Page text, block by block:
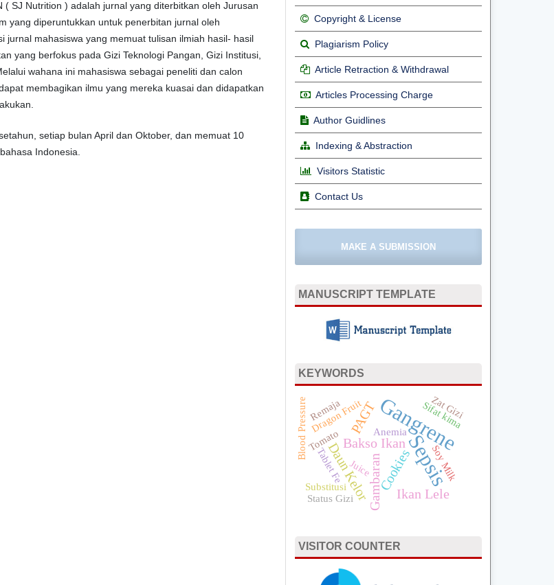
( SJ Nutrition ) adalah jurnal yang diterbitkan oleh Jurusan
yang diperuntukkan untuk penerbitan jurnal oleh
jurnal mahasiswa yang memuat tulisan ilmiah hasil- hasil
yang berfokus pada Gizi Teknologi Pangan, Gizi Institusi,
wahana ini mahasiswa sebagai peneliti dan calon
membagikan ilmu yang mereka kuasai dan didapatkan
setiap bulan April dan Oktober, dan memuat 10
Indonesia.
Copyright & License
Plagiarism Policy
Article Retraction & Withdrawal
Articles Processing Charge
Author Guidlines
Indexing & Abstraction
Visitors Statistic
Contact Us
MAKE A SUBMISSION
MANUSCRIPT TEMPLATE
KEYWORDS
Sepsis
Gangrene
Bakso Ikan
Cookies
Ikan Lele
Daun Kelor
PAGT
Gambaran Soy Milk
Juice
Dragon Fruit
Substitusi
Sifat kima
Tomato Anemia
Blood PressureRemaja Zat Gizi
Tablet Fe
Status Gizi
VISITOR COUNTER